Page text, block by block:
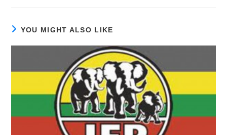
YOU MIGHT ALSO LIKE